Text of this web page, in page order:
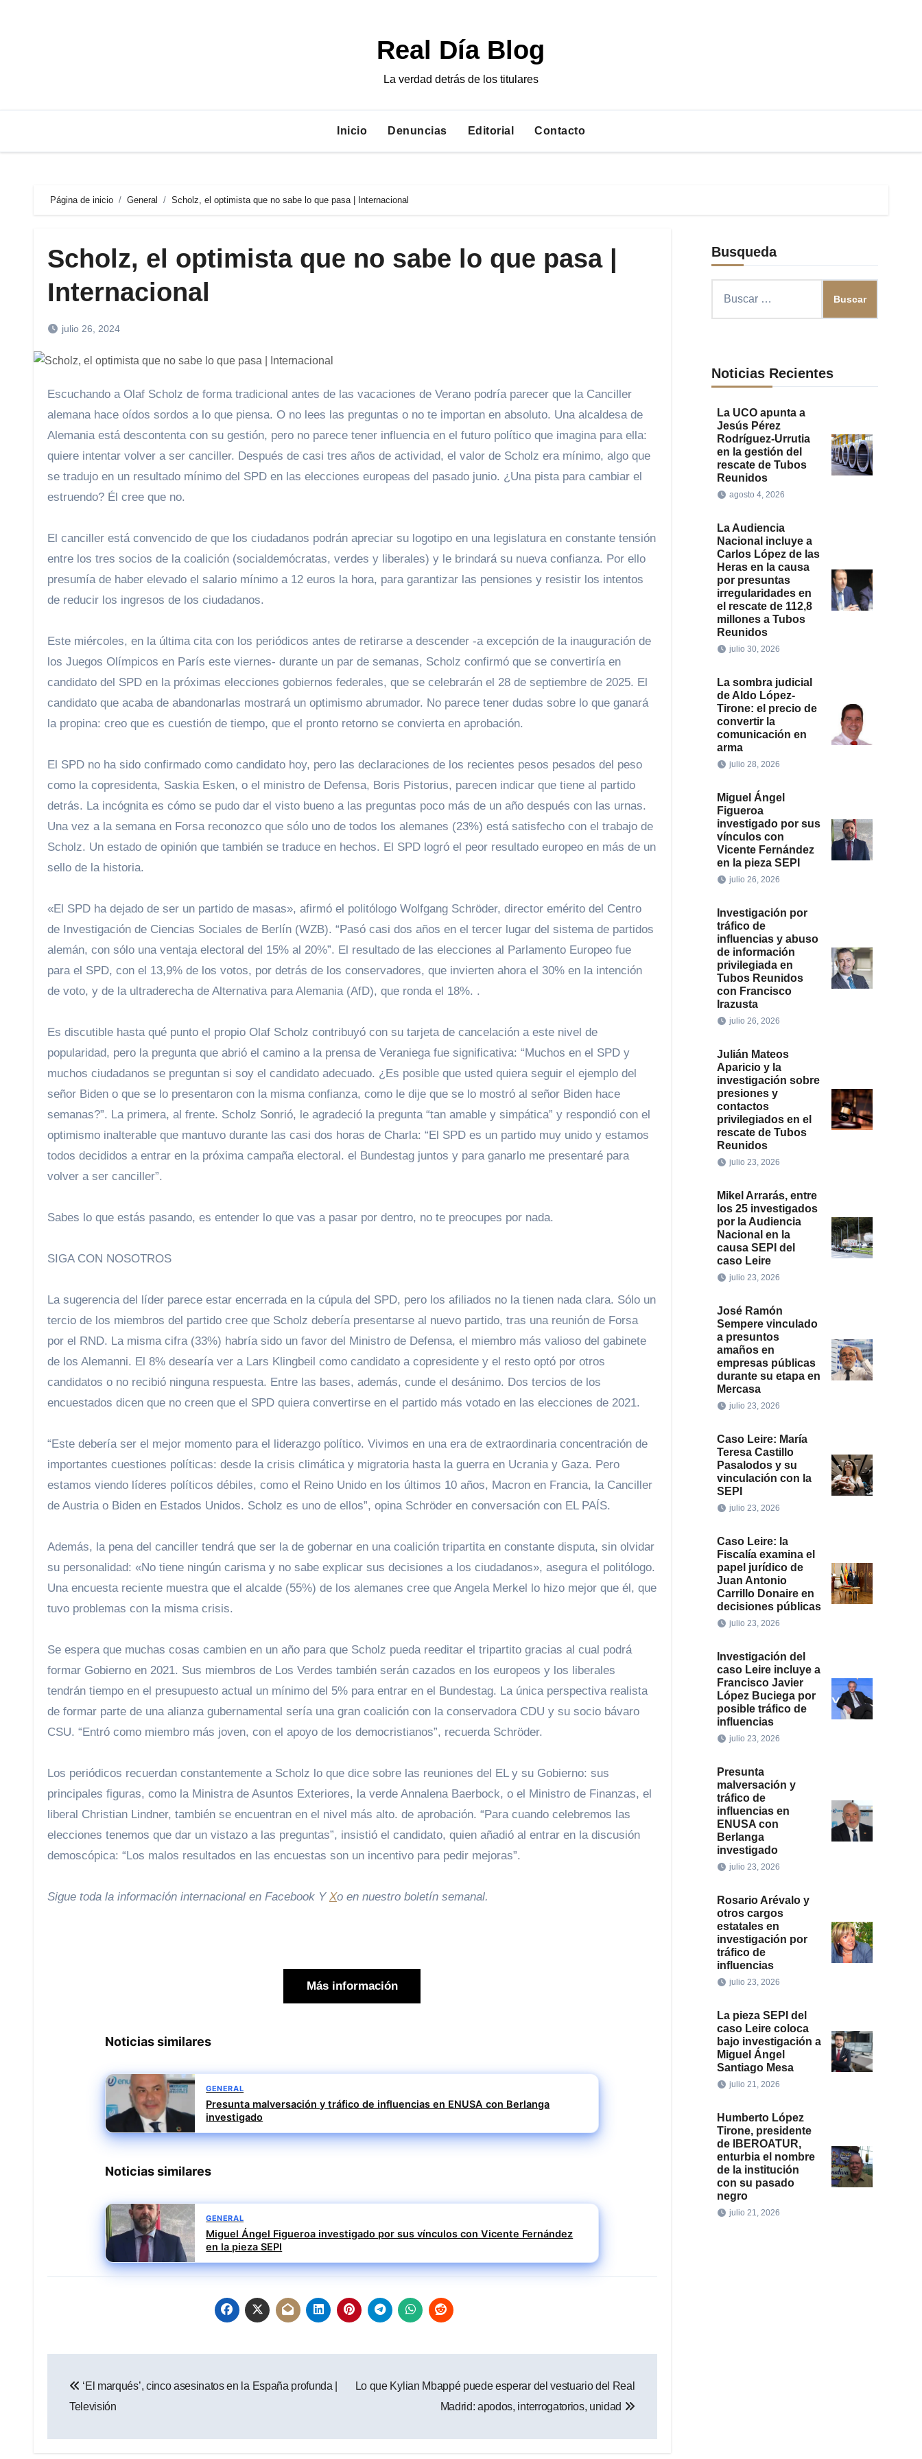
Real Día Blog
La verdad detrás de los titulares
Inicio Denuncias Editorial Contacto
Página de inicio General Scholz, el optimista que no sabe lo que pasa | Internacional
Scholz, el optimista que no sabe lo que pasa |
Internacional
julio 26, 2024
Escuchando a Olaf Scholz de forma tradicional antes de las vacaciones de Verano podría parecer que la Canciller
alemana hace oídos sordos a lo que piensa. O no lees las preguntas o no te importan en absoluto. Una alcaldesa de
Alemania está descontenta con su gestión, pero no parece tener influencia en el futuro político que imagina para ella:
quiere intentar volver a ser canciller. Después de casi tres años de actividad, el valor de Scholz era mínimo, algo que
se tradujo en un resultado mínimo del SPD en las elecciones europeas del pasado junio. ¿Una pista para cambiar el
estruendo? Él cree que no.
El canciller está convencido de que los ciudadanos podrán apreciar su logotipo en una legislatura en constante tensión
entre los tres socios de la coalición (socialdemócratas, verdes y liberales) y le brindará su nueva confianza. Por ello
presumía de haber elevado el salario mínimo a 12 euros la hora, para garantizar las pensiones y resistir los intentos
de reducir los ingresos de los ciudadanos.
Este miércoles, en la última cita con los periódicos antes de retirarse a descender -a excepción de la inauguración de
los Juegos Olímpicos en París este viernes- durante un par de semanas, Scholz confirmó que se convertiría en
candidato del SPD en la próximas elecciones gobiernos federales, que se celebrarán el 28 de septiembre de 2025. El
candidato que acaba de abandonarlas mostrará un optimismo abrumador. No parece tener dudas sobre lo que ganará
la propina: creo que es cuestión de tiempo, que el pronto retorno se convierta en aprobación.
El SPD no ha sido confirmado como candidato hoy, pero las declaraciones de los recientes pesos pesados ​​del peso
como la copresidenta, Saskia Esken, o el ministro de Defensa, Boris Pistorius, parecen indicar que tiene al partido
detrás. La incógnita es cómo se pudo dar el visto bueno a las preguntas poco más de un año después con las urnas.
Una vez a la semana en Forsa reconozco que sólo uno de todos los alemanes (23%) está satisfecho con el trabajo de
Scholz. Un estado de opinión que también se traduce en hechos. El SPD logró el peor resultado europeo en más de un
sello de la historia.
«El SPD ha dejado de ser un partido de masas», afirmó el politólogo Wolfgang Schröder, director emérito del Centro
de Investigación de Ciencias Sociales de Berlín (WZB). “Pasó casi dos años en el tercer lugar del sistema de partidos
alemán, con sólo una ventaja electoral del 15% al ​​20%”. El resultado de las elecciones al Parlamento Europeo fue
para el SPD, con el 13,9% de los votos, por detrás de los conservadores, que invierten ahora el 30% en la intención
de voto, y de la ultraderecha de Alternativa para Alemania (AfD), que ronda el 18%. .
Es discutible hasta qué punto el propio Olaf Scholz contribuyó con su tarjeta de cancelación a este nivel de
popularidad, pero la pregunta que abrió el camino a la prensa de Veraniega fue significativa: “Muchos en el SPD y
muchos ciudadanos se preguntan si soy el candidato adecuado. ¿Es posible que usted quiera seguir el ejemplo del
señor Biden o que se lo presentaron con la misma confianza, como le dije que se lo mostró al señor Biden hace
semanas?”. La primera, al frente. Scholz Sonrió, le agradeció la pregunta “tan amable y simpática” y respondió con el
optimismo inalterable que mantuvo durante las casi dos horas de Charla: “El SPD es un partido muy unido y estamos
todos decididos a entrar en la próxima campaña electoral. el Bundestag juntos y para ganarlo me presentaré para
volver a ser canciller”.
Sabes lo que estás pasando, es entender lo que vas a pasar por dentro, no te preocupes por nada.
SIGA CON NOSOTROS
La sugerencia del líder parece estar encerrada en la cúpula del SPD, pero los afiliados no la tienen nada clara. Sólo un
tercio de los miembros del partido cree que Scholz debería presentarse al nuevo partido, tras una reunión de Forsa
por el RND. La misma cifra (33%) habría sido un favor del Ministro de Defensa, el miembro más valioso del gabinete
de los Alemanni. El 8% desearía ver a Lars Klingbeil como candidato a copresidente y el resto optó por otros
candidatos o no recibió ninguna respuesta. Entre las bases, además, cunde el desánimo. Dos tercios de los
encuestados dicen que no creen que el SPD quiera convertirse en el partido más votado en las elecciones de 2021.
“Este debería ser el mejor momento para el liderazgo político. Vivimos en una era de extraordinaria concentración de
importantes cuestiones políticas: desde la crisis climática y migratoria hasta la guerra en Ucrania y Gaza. Pero
estamos viendo líderes políticos débiles, como el Reino Unido en los últimos 10 años, Macron en Francia, la Canciller
de Austria o Biden en Estados Unidos. Scholz es uno de ellos”, opina Schröder en conversación con EL PAÍS.
Además, la pena del canciller tendrá que ser la de gobernar en una coalición tripartita en constante disputa, sin olvidar
su personalidad: «No tiene ningún carisma y no sabe explicar sus decisiones a los ciudadanos», asegura el politólogo.
Una encuesta reciente muestra que el alcalde (55%) de los alemanes cree que Angela Merkel lo hizo mejor que él, que
tuvo problemas con la misma crisis.
Se espera que muchas cosas cambien en un año para que Scholz pueda reeditar el tripartito gracias al cual podrá
formar Gobierno en 2021. Sus miembros de Los Verdes también serán cazados en los europeos y los liberales
tendrán tiempo en el presupuesto actual un mínimo del 5% para entrar en el Bundestag. La única perspectiva realista
de formar parte de una alianza gubernamental sería una gran coalición con la conservadora CDU y su socio bávaro
CSU. “Entró como miembro más joven, con el apoyo de los democristianos”, recuerda Schröder.
Los periódicos recuerdan constantemente a Scholz lo que dice sobre las reuniones del EL y su Gobierno: sus
principales figuras, como la Ministra de Asuntos Exteriores, la verde Annalena Baerbock, o el Ministro de Finanzas, el
liberal Christian Lindner, también se encuentran en el nivel más alto. de aprobación. “Para cuando celebremos las
elecciones tenemos que dar un vistazo a las preguntas”, insistió el candidato, quien añadió al entrar en la discusión
demoscópica: “Los malos resultados en las encuestas son un incentivo para pedir mejoras”.
Sigue toda la información internacional en Facebook Y Xo en nuestro boletín semanal.
Más información
Noticias similares
GENERAL
Presunta malversación y tráfico de influencias en ENUSA con Berlanga
investigado
Noticias similares
GENERAL
Miguel Ángel Figueroa investigado por sus vínculos con Vicente Fernández
en la pieza SEPI
de
‘El marqués’, cinco asesinatos en la España profunda |
Televisión
Lo que Kylian Mbappé puede esperar del vestuario del Real
Madrid: apodos, interrogatorios, unidad
Busqueda
Noticias Recientes
La UCO apunta a
Jesús Pérez
Rodríguez-Urrutia
en la gestión del
rescate de Tubos
Reunidos
agosto 4, 2026
La Audiencia
Nacional incluye a
Carlos López de las
Heras en la causa
por presuntas
irregularidades en
el rescate de 112,8
millones a Tubos
Reunidos
julio 30, 2026
La sombra judicial
de Aldo López-
Tirone: el precio de
convertir la
comunicación en
arma
julio 28, 2026
Miguel Ángel
Figueroa
investigado por sus
vínculos con
Vicente Fernández
en la pieza SEPI
julio 26, 2026
Investigación por
tráfico de
influencias y abuso
de información
privilegiada en
Tubos Reunidos
con Francisco
Irazusta
julio 26, 2026
Julián Mateos
Aparicio y la
investigación sobre
presiones y
contactos
privilegiados en el
rescate de Tubos
Reunidos
julio 23, 2026
Mikel Arrarás, entre
los 25 investigados
por la Audiencia
Nacional en la
causa SEPI del
caso Leire
julio 23, 2026
José Ramón
Sempere vinculado
a presuntos
amaños en
empresas públicas
durante su etapa en
Mercasa
julio 23, 2026
Caso Leire: María
Teresa Castillo
Pasalodos y su
vinculación con la
SEPI
julio 23, 2026
Caso Leire: la
Fiscalía examina el
papel jurídico de
Juan Antonio
Carrillo Donaire en
decisiones públicas
julio 23, 2026
Investigación del
caso Leire incluye a
Francisco Javier
López Buciega por
posible tráfico de
influencias
julio 23, 2026
Presunta
malversación y
tráfico de
influencias en
ENUSA con
Berlanga
investigado
julio 23, 2026
Rosario Arévalo y
otros cargos
estatales en
investigación por
tráfico de
influencias
julio 23, 2026
La pieza SEPI del
caso Leire coloca
bajo investigación a
Miguel Ángel
Santiago Mesa
julio 21, 2026
Humberto López
Tirone, presidente
de IBEROATUR,
enturbia el nombre
de la institución
con su pasado
negro
julio 21, 2026